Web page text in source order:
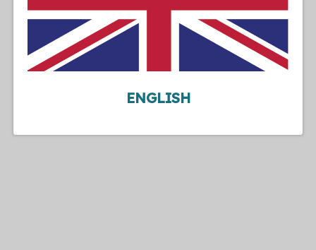
ENGLISH